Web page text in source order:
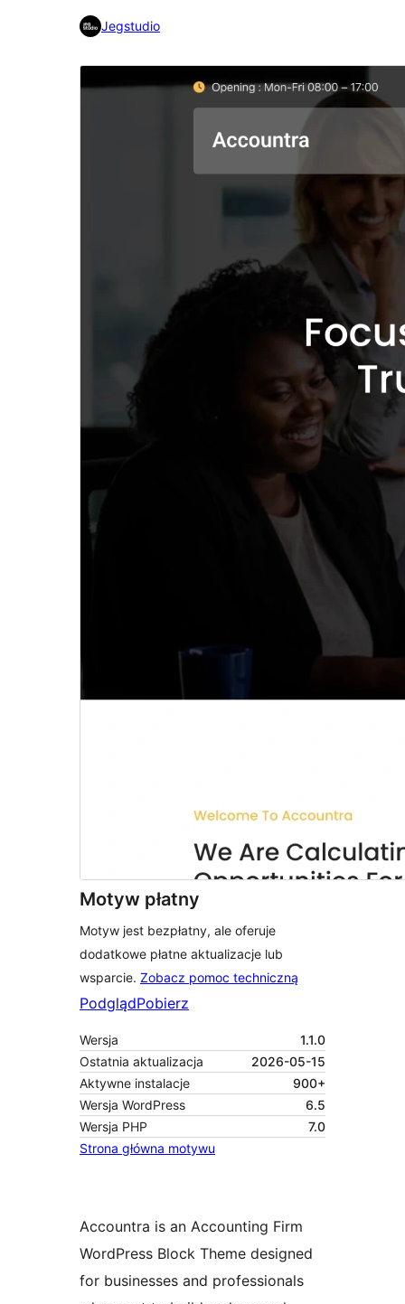
Jegstudio
Motyw płatny
Motyw jest bezpłatny, ale oferuje
dodatkowe płatne aktualizacje lub
wsparcie. Zobacz pomoc techniczną
PodglądPobierz
Wersja
1.1.0
Ostatnia aktualizacja
2026-05-15
Aktywne instalacje
900+
Wersja WordPress
6.5
Wersja PHP
7.0
Strona główna motywu
Accountra is an Accounting Firm
WordPress Block Theme designed
for businesses and professionals